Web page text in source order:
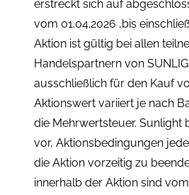
erstreckt sich auf
vom 01.04.2026 ,bis
Aktion ist gültig bei allen
Handelspartnern von
ausschließlich für den Kauf
Aktionswert variiert je nach
die Mehrwertsteuer. Sunlight
vor, Aktionsbedingungen
die Aktion vorzeitig zu
innerhalb der Aktion sind